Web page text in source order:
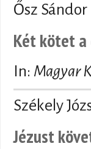
Ősz
Két kötet
In: Magyar
Székely
Jézust